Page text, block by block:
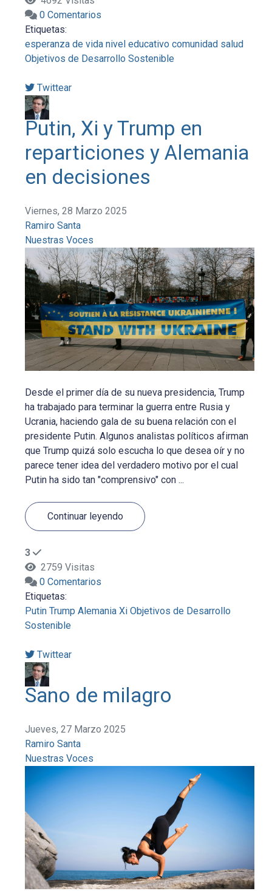
0 Comentarios
Etiquetas:
esperanza de vida nivel educativo comunidad salud
Objetivos de Desarrollo Sostenible
Twittear
Putin, Xi y Trump en
reparticiones y Alemania
en decisiones
Viernes, 28 Marzo 2025
Ramiro Santa
Nuestras Voces
Desde el primer día de su nueva presidencia, Trump
ha trabajado para terminar la guerra entre Rusia y
Ucrania, haciendo gala de su buena relación con el
presidente Putin. Algunos analistas políticos afirman
que Trump quizá solo escucha lo que desea oír y no
parece tener idea del verdadero motivo por el cual
Putin ha sido tan "comprensivo" con ...
Continuar leyendo
3
2759 Visitas
0 Comentarios
Etiquetas:
Putin Trump Alemania Xi Objetivos de Desarrollo
Sostenible
Twittear
Sano de milagro
Jueves, 27 Marzo 2025
Ramiro Santa
Nuestras Voces